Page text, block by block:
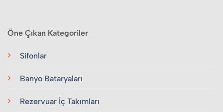
Öne Çıkan Kategoriler
Sifonlar
Banyo Bataryaları
Rezervuar İç Takımları